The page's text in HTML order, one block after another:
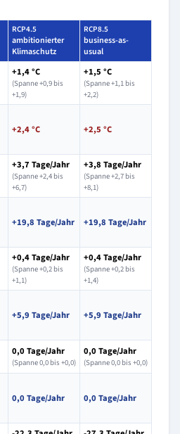
RCP4.5
ambitionierter
Klimaschutz
RCP8.5
business-as-
usual
+1,4 °C
(Spanne +0,9 bis
+1,9)
+1,5 °C
(Spanne +1,1 bis
+2,2)
+2,4 °C +2,5 °C
+3,7 Tage/Jahr
(Spanne +2,4 bis
+6,7)
+3,8 Tage/Jahr
(Spanne +2,7 bis
+8,1)
+19,8 Tage/Jahr +19,8 Tage/Jahr
+0,4 Tage/Jahr
(Spanne +0,2 bis
+1,1)
+0,4 Tage/Jahr
(Spanne +0,2 bis
+1,4)
+5,9 Tage/Jahr +5,9 Tage/Jahr
0,0 Tage/Jahr
(Spanne 0,0 bis +0,0)
0,0 Tage/Jahr
(Spanne 0,0 bis +0,0)
0,0 Tage/Jahr 0,0 Tage/Jahr